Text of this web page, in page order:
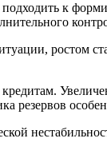
к
ростом
резервов